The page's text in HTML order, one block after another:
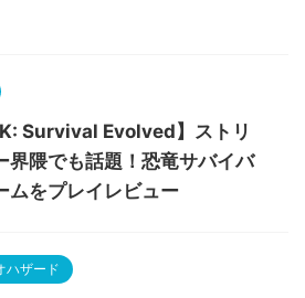
Survival Evolved】ストリ
界隈でも話題！恐竜サバイバ
ムをプレイレビュー
ハザード